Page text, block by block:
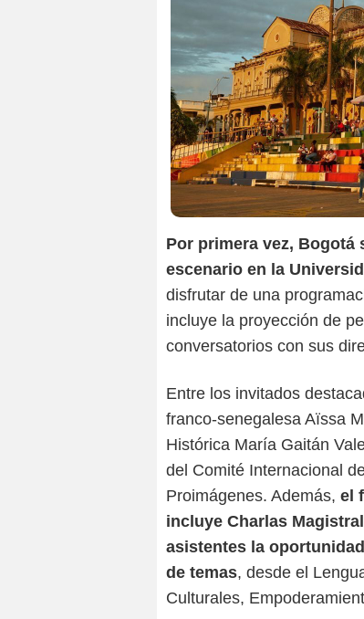
Por primera vez, Bogotá
escenario en la
disfrutar de una
incluye la proyección de
conversatorios con sus
Entre los invitados
franco-senegalesa Aïssa
Histórica María Gaitán
del Comité Internacional
Proimágenes. Además, el
incluye Charlas
asistentes la
de temas, desde el
Culturales,